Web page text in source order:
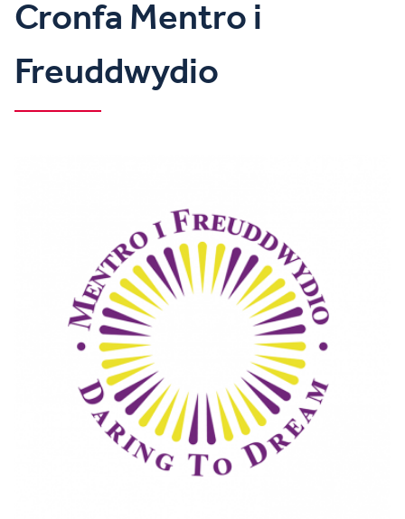
Cronfa Mentro i
Freuddwydio